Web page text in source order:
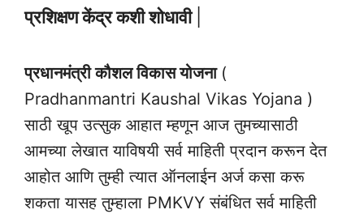
प्रशिक्षण केंद्र कशी शोधावी
प्रधानमंत्री कौशल विकास योजना (
Pradhanmantri Kaushal Vikas Yojana )
साठी खूप उत्सुक आहात म्हणून आज तुमच्यासाठी
आमच्या लेखात याविषयी सर्व माहिती प्रदान करून देत
आहोत आणि तुम्ही त्यात ऑनलाईन अर्ज कसा करू
शकता यासह तुम्हाला PMKVY संबंधित सर्व माहिती